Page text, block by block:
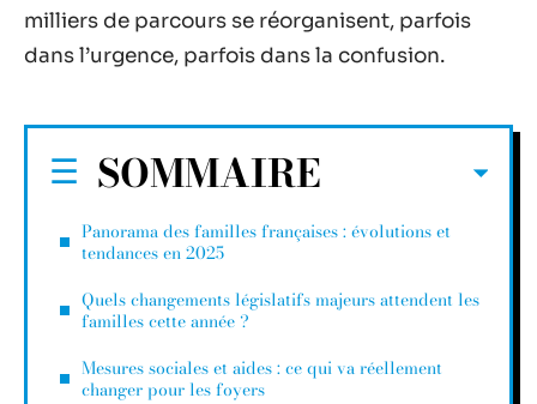
milliers de parcours se réorganisent, parfois
dans l’urgence, parfois dans la confusion.
SOMMAIRE
Panorama des familles françaises : évolutions et
tendances en 2025
Quels changements législatifs majeurs attendent les
familles cette année ?
Mesures sociales et aides : ce qui va réellement
changer pour les foyers